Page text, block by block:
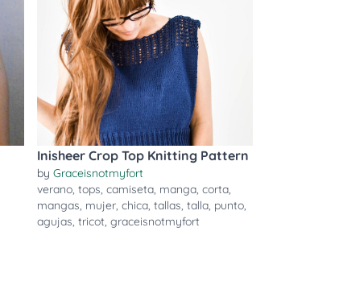
Inisheer Crop Top Knitting Pattern
by Graceisnotmyfort
verano, tops, camiseta, manga, corta,
mangas, mujer, chica, tallas, talla, punto,
agujas, tricot, graceisnotmyfort